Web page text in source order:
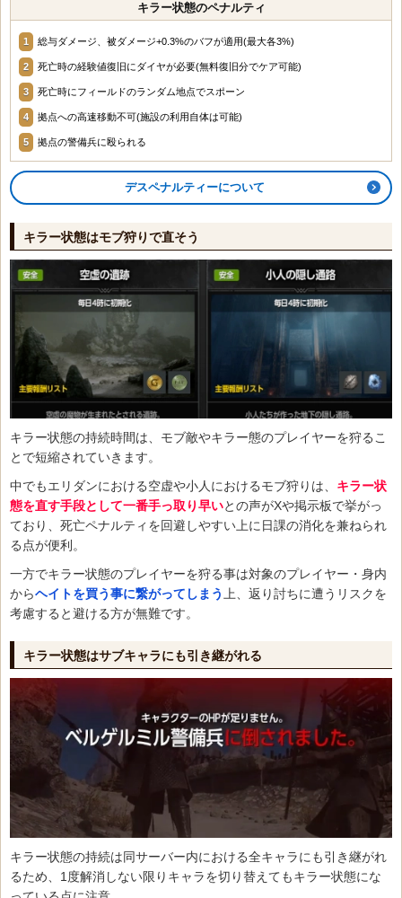
キラー状態のペナルティ
総与ダメージ、被ダメージ+0.3%のバフが適用(最大各3%)
死亡時の経験値復旧にダイヤが必要(無料復旧分でケア可能)
死亡時にフィールドのランダム地点でスポーン
拠点への高速移動不可(施設の利用自体は可能)
拠点の警備兵に殴られる
デスペナルティーについて
キラー状態はモブ狩りで直そう
キラー状態の持続時間は、モブ敵やキラー態のプレイヤーを狩るこ
とで短縮されていきます。
中でもエリダンにおける空虚や小人におけるモブ狩りは、 キラー状
態を直す手段として一番手っ取り早いとの声がXや掲示板で挙がっ
ており、死亡ペナルティを回避しやすい上に日課の消化を兼ねられ
る点が便利。
一方でキラー状態のプレイヤーを狩る事は対象のプレイヤー・身内
からヘイトを買う事に繋がってしまう上、返り討ちに遭うリスクを
考慮すると避ける方が無難です。
キラー状態はサブキャラにも引き継がれる
キラー状態の持続は同サーバー内における全キャラにも引き継がれ
るため、1度解消しない限りキャラを切り替えてもキラー状態にな